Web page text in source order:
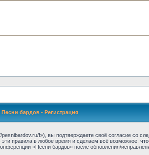
Песни бардов - Регистрация
f»), вы подтверждаете своё согласие со
правила в любое время и сделаем всё возможное,
«Песни бардов» после обновления/